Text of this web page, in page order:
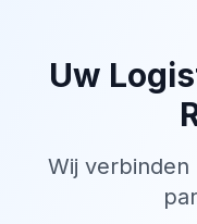
Uw
Wij